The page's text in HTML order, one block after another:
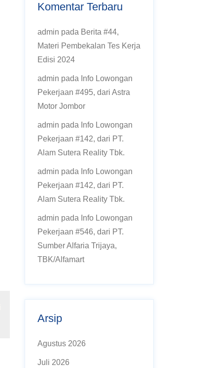
Komentar Terbaru
admin pada Berita #44,
Materi Pembekalan Tes Kerja
Edisi 2024
admin pada Info Lowongan
Pekerjaan #495, dari Astra
Motor Jombor
admin pada Info Lowongan
Pekerjaan #142, dari PT.
Alam Sutera Reality Tbk.
admin pada Info Lowongan
Pekerjaan #142, dari PT.
Alam Sutera Reality Tbk.
admin pada Info Lowongan
Pekerjaan #546, dari PT.
Sumber Alfaria Trijaya,
TBK/Alfamart
Arsip
Agustus 2026
Juli 2026